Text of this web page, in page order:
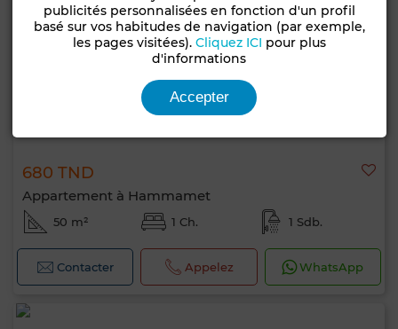
680 TND
Appartement à Hammamet
50 m² 1 Ch. 1 Sdb.
Contacter Appelez WhatsApp
publicités personnalisées en fonction d'un profil
basé sur vos habitudes de navigation (par exemple,
les pages visitées). Cliquez ICI pour plus
d'informations
Accepter